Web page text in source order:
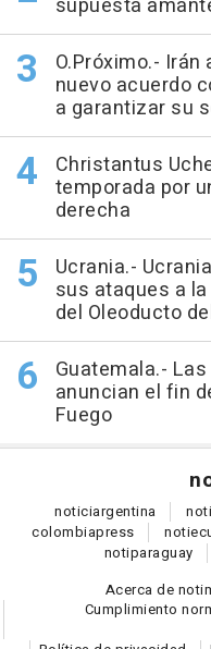
supuesta
O.Próximo.-
nuevo acuerdo
a garantizar su
Christantus
temporada por
derecha
Ucrania.-
sus ataques a
del Oleoducto
Guatemala.-
anuncian el fin
Fuego
noticiargentina noti
colombiapress noti
notiparaguay
Acerca de
Cumplimiento